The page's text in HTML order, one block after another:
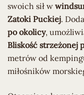
swoich sił w
Zatoki Puckiej.
po okolicy,
Bliskość strzeżonej
metrów od
miłośników